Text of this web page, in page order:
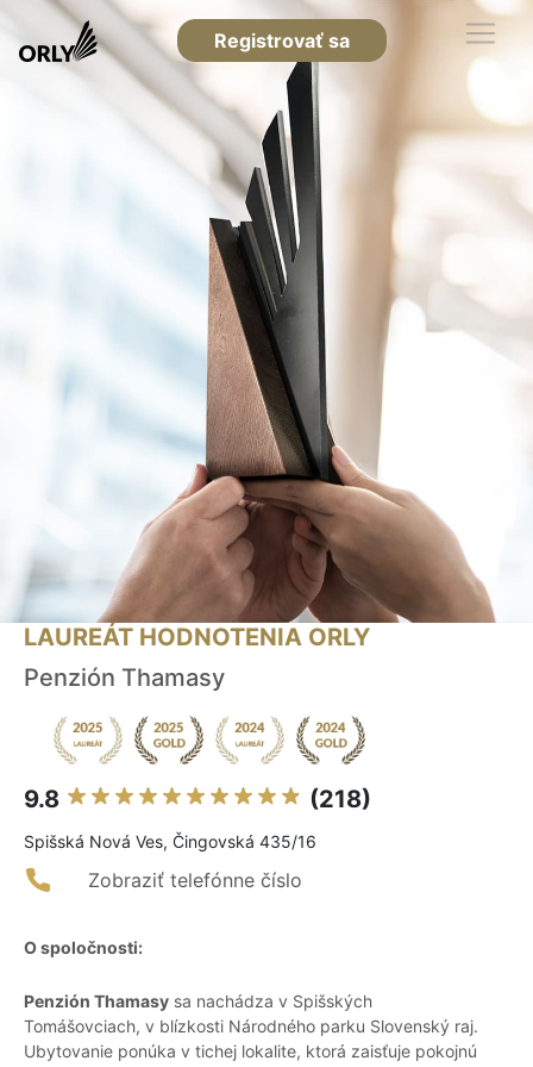
Registrovať sa
LAUREÁT HODNOTENIA ORLY
Penzión Thamasy
9.8 (218)
Spišská Nová Ves, Čingovská 435/16
Zobraziť telefónne číslo
O spoločnosti:
Penzión Thamasy sa nachádza v Spišských
Tomášovciach, v blízkosti Národného parku Slovenský raj.
Ubytovanie ponúka v tichej lokalite, ktorá zaisťuje pokojnú